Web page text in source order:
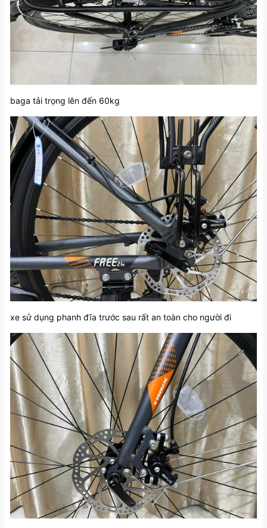
baga tải trọng lên đến 60kg
xe sử dụng phanh đĩa trước sau rất an toàn cho người đi